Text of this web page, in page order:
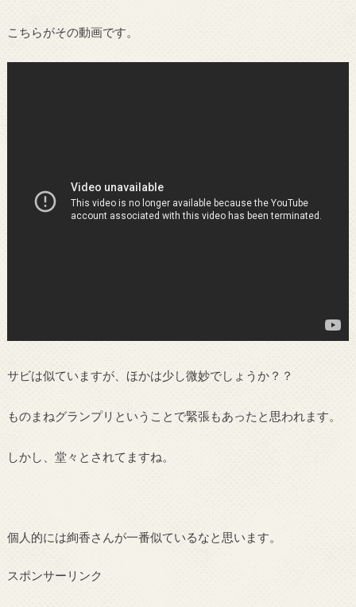
こちらがその動画です。
サビは似ていますが、ほかは少し微妙でしょうか？？
ものまねグランプリということで緊張もあったと思われます。
しかし、堂々とされてますね。
個人的には絢香さんが一番似ているなと思います。
スポンサーリンク